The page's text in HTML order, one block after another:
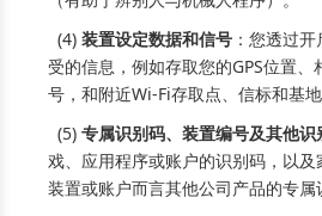
(4) 装置设定数据和信号 ：您透过
受的信息，例如存取您的GPS位置
号，和附近Wi-Fi存取点、信标和基地
(5) 专属识别码、装置编号及其他识
戏、应⽤程序或账户的识别码，以
装置或账户⽽⾔其他公司产品的专属